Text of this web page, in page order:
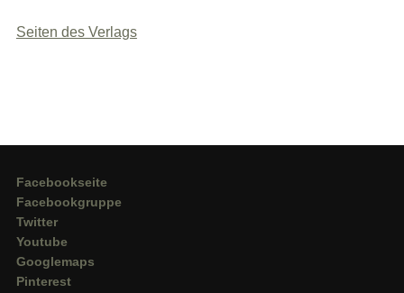
Seiten des Verlags
Facebookseite
Facebookgruppe
Twitter
Youtube
Googlemaps
Pinterest